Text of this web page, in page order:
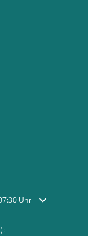
auszublenden
Uhr